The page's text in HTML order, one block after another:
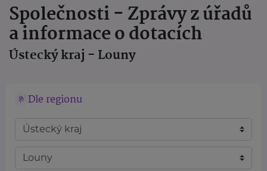
Společnosti - Zprávy z úřadů
a informace o dotacích
Ústecký kraj - Louny
Dle regionu